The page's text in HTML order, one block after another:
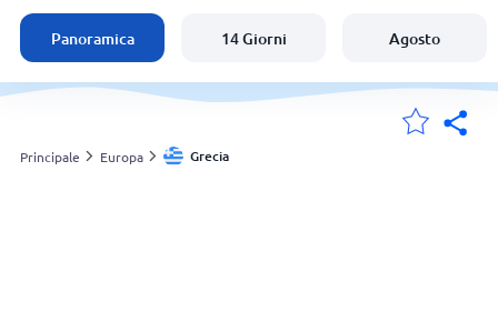
Grecia
Italia
Svizzera
Panoramica 14 Giorni Agosto
Principale Europa Grecia